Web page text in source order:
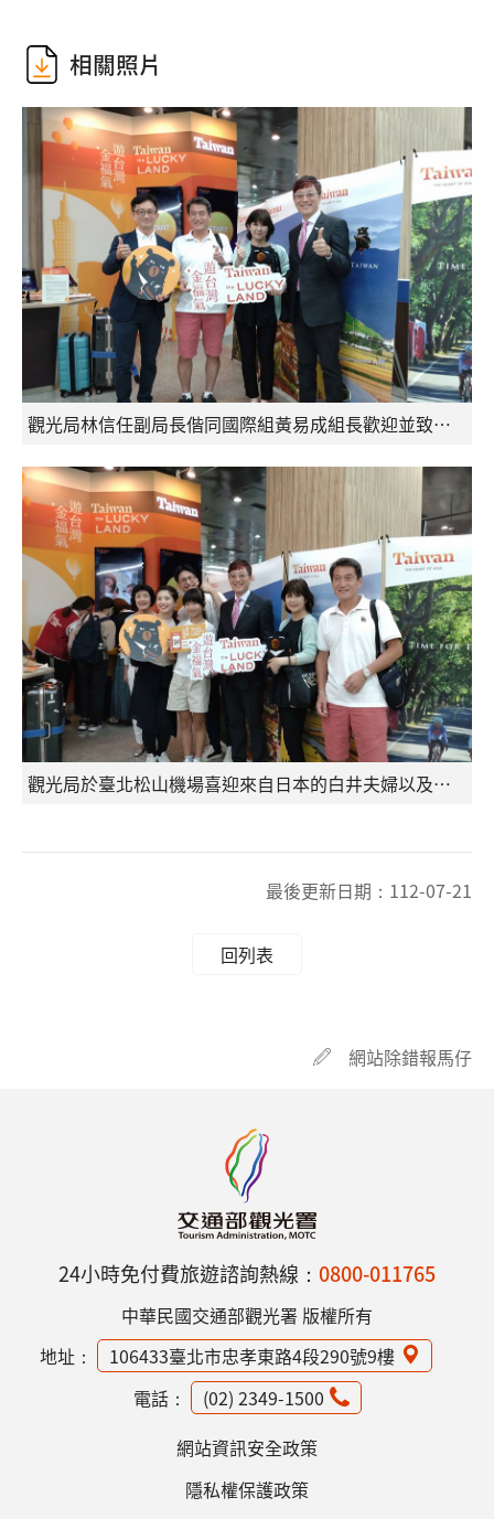
相關照片
觀光局林信任副局長偕同國際組黃易成組長歡迎並致贈臺灣特色伴手禮予第300萬國際旅客來自日本的白井女士
觀光局於臺北松山機場喜迎來自日本的白井夫婦以及參加「遊台灣 金福氣」中獎的永松先生一家
最後更新日期： 112-07-21
回列表
網站除錯報馬仔
24小時免付費旅遊諮詢熱線： 0800-011765
中華民國交通部觀光署 版權所有
地址：
106433臺北市忠孝東路4段290號9樓
電話：
(02) 2349-1500
網站資訊安全政策
隱私權保護政策